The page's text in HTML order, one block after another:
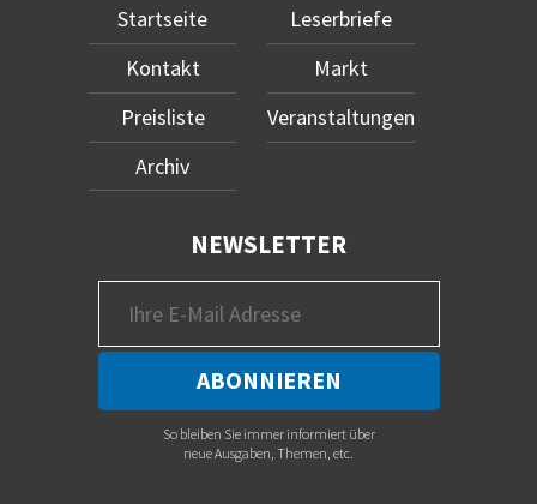
Startseite
Kontakt
Preisliste
Archiv
Leserbriefe
Markt
Veranstaltungen
NEWSLETTER
So bleiben Sie immer informiert über
neue Ausgaben, Themen, etc.